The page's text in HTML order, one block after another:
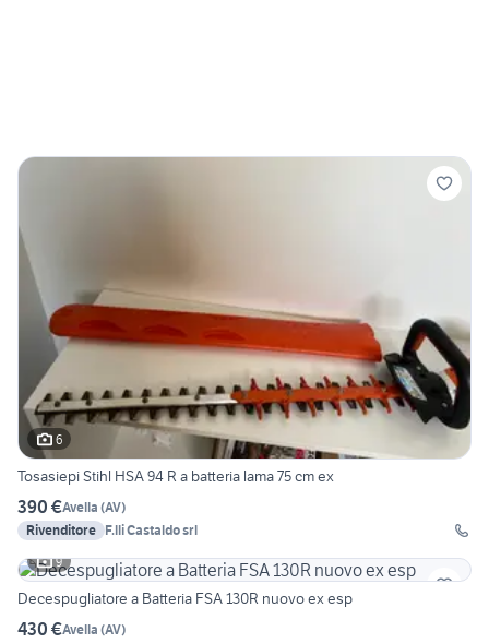
6
Tosasiepi Stihl HSA 94 R a batteria lama 75 cm ex
390 €Avella (AV)
Rivenditore F.lli Castaldo srl
9
Decespugliatore a Batteria FSA 130R nuovo ex esp
430 €Avella (AV)